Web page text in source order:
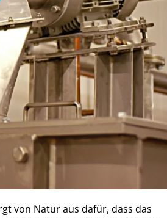
von Natur aus dafür, dass das